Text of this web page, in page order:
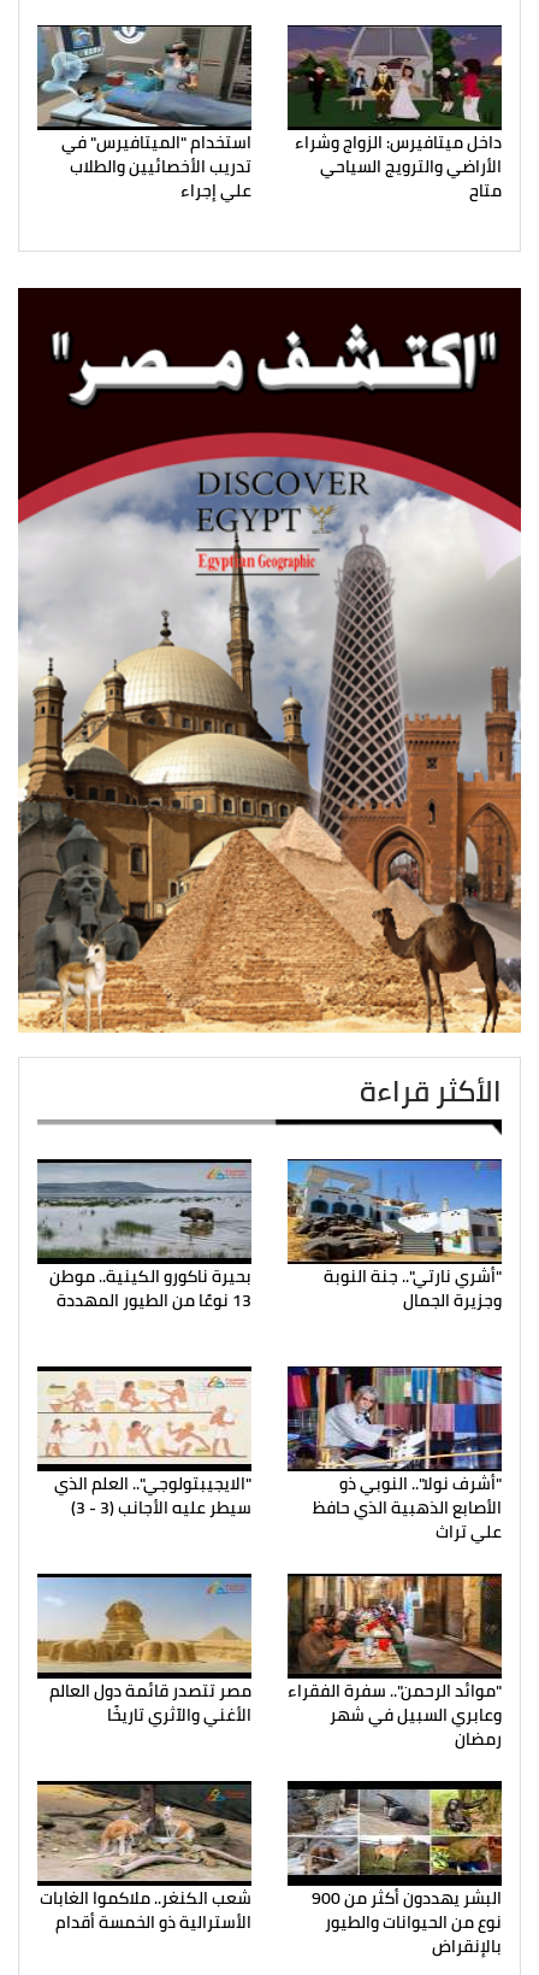
داخل ميتافيرس: الزواج وشراء
الأراضي والترويج السياحي
متاح
استخدام "الميتافيرس" في
تدريب الأخصائيين والطلاب
علي إجراء
الأكثر قراءة
"أشري نارتي".. جنة النوبة
وجزيرة الجمال
بحيرة ناكورو الكينية.. موطن
13 نوعًا من الطيور المهددة
"أشرف نولا".. النوبي ذو
الأصابع الذهبية الذي حافظ
علي تراث
"الايجيبتولوجي".. العلم الذي
سيطر عليه الأجانب (3 - 3)
"موائد الرحمن".. سفرة الفقراء
وعابري السبيل في شهر
رمضان
مصر تتصدر قائمة دول العالم
الأغني والآثري تاريخًا
البشر يهددون أكثر من 900
نوع من الحيوانات والطيور
بالإنقراض
شعب الكنغر.. ملاكموا الغابات
الأسترالية ذو الخمسة أقدام